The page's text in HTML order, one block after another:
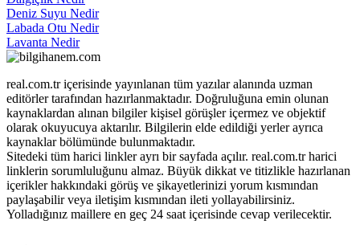
Deniz Suyu Nedir
Labada Otu Nedir
Lavanta Nedir
real.com.tr içerisinde yayınlanan tüm yazılar alanında uzman
editörler tarafından hazırlanmaktadır. Doğruluğuna emin olunan
kaynaklardan alınan bilgiler kişisel görüşler içermez ve objektif
olarak okuyucuya aktarılır. Bilgilerin elde edildiği yerler ayrıca
kaynaklar bölümünde bulunmaktadır.
Sitedeki tüm harici linkler ayrı bir sayfada açılır. real.com.tr harici
linklerin sorumluluğunu almaz. Büyük dikkat ve titizlikle hazırlanan
içerikler hakkındaki görüş ve şikayetlerinizi yorum kısmından
paylaşabilir veya iletişim kısmından ileti yollayabilirsiniz.
Yolladığınız maillere en geç 24 saat içerisinde cevap verilecektir.